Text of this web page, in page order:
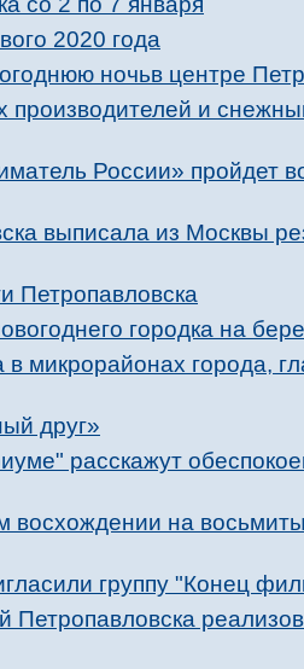
2020 года
ночьв центре
и
России» пройдет
выписала из Москвы
Петропавловска
городка на
микрорайонах города,
друг»
расскажут
на
группу "Конец